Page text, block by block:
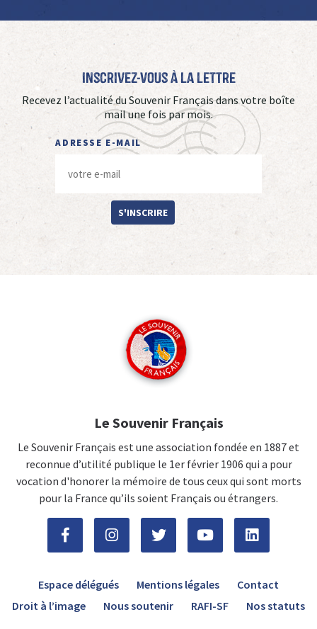
Inscrivez-vous à La Lettre
Recevez l’actualité du Souvenir Français dans votre boîte
mail une fois par mois.
ADRESSE E-MAIL
S'INSCRIRE
Le Souvenir Français
Le Souvenir Français est une association fondée en 1887 et
reconnue d’utilité publique le 1er février 1906 qui a pour
vocation d'honorer la mémoire de tous ceux qui sont morts
pour la France qu’ils soient Français ou étrangers.
Espace délégués Mentions légales
Contact
Droit à l’image
Nous soutenir RAFI-SF Nos statuts